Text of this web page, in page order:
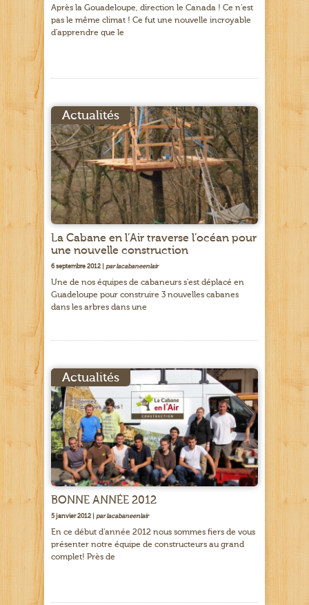
Après la Gouadeloupe, direction le Canada ! Ce n’est
pas le même climat ! Ce fut une nouvelle incroyable
d’apprendre que le
Actualités
La Cabane en l’Air traverse l’océan pour
une nouvelle construction
6 septembre 2012 | par lacabaneenlair
Une de nos équipes de cabaneurs s’est déplacé en
Guadeloupe pour construire 3 nouvelles cabanes
dans les arbres dans une
Actualités
BONNE ANNÉE 2012
5 janvier 2012 | par lacabaneenlair
En ce début d’année 2012 nous sommes fiers de vous
présenter notre équipe de constructeurs au grand
complet! Près de